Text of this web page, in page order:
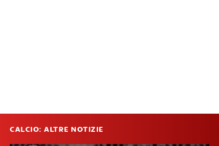
CALCIO: ALTRE NOTIZIE